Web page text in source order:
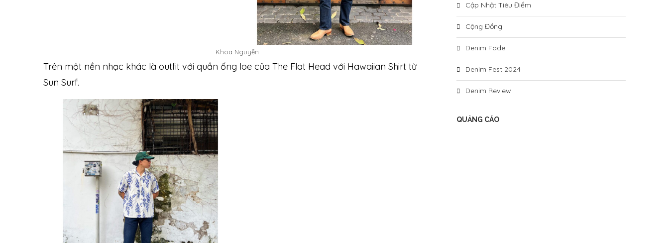
Khoa Nguyễn
Trên một nền nhạc khác là outfit với quần ống loe của The Flat Head với Hawaiian Shirt từ
Sun Surf.
Cập Nhật Tiêu Điểm
Cộng Đồng
Denim Fade
Denim Fest 2024
Denim Review
QUẢNG CÁO